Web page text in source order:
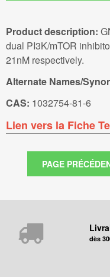
Product description:
dual PI3K/mTOR
21nM respectively.
Alternate Names/
CAS: 1032754-81-6
Lien vers la Fiche
dès